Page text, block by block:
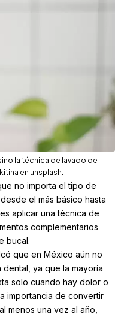
la técnica de lavado de
en unsplash.
no importa el tipo de
el más básico hasta
aplicar una técnica de
complementarios
bucal.
que en México aún no
ya que la mayoría
solo cuando hay dolor o
importancia de convertir
menos una vez al año,